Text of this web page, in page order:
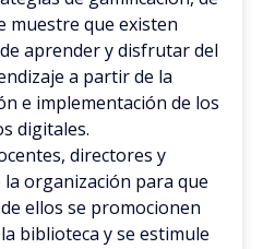
muestre que existen
aprender y disfrutar del
a partir de la
e implementación de los
digitales.
directores y
organización para que
ellos se promocionen
biblioteca y se estimule